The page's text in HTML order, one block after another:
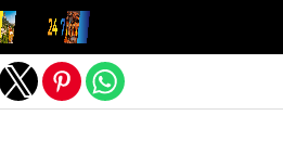
la versión móvil